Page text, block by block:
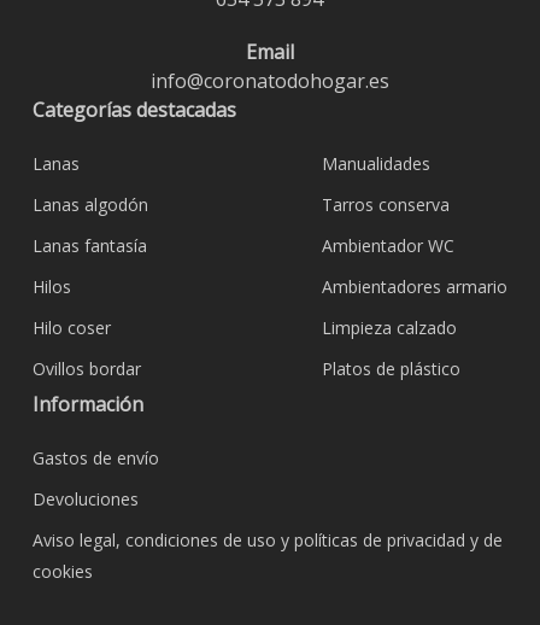
Email
info@coronatodohogar.es
Categorías destacadas
Lanas
Lanas algodón
Lanas fantasía
Hilos
Hilo coser
Ovillos bordar
Manualidades
Tarros conserva
Ambientador WC
Ambientadores armario
Limpieza calzado
Platos de plástico
Información
Gastos de envío
Devoluciones
Aviso legal, condiciones de uso y políticas de privacidad y de
cookies